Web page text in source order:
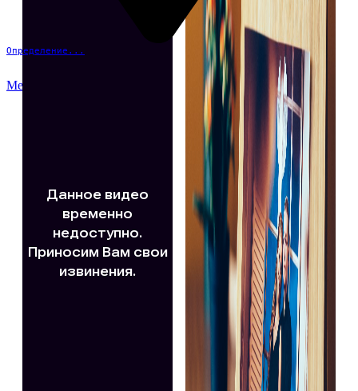
Определение...
Меню